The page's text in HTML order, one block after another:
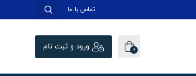
تماس با ما
0 ورود و ثبت نام